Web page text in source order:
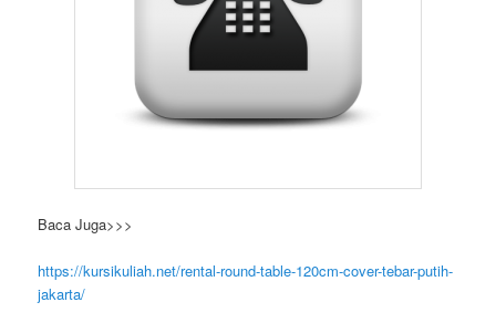
Baca Juga>>>
https://kursikuliah.net/rental-round-table-120cm-cover-tebar-putih-
jakarta/